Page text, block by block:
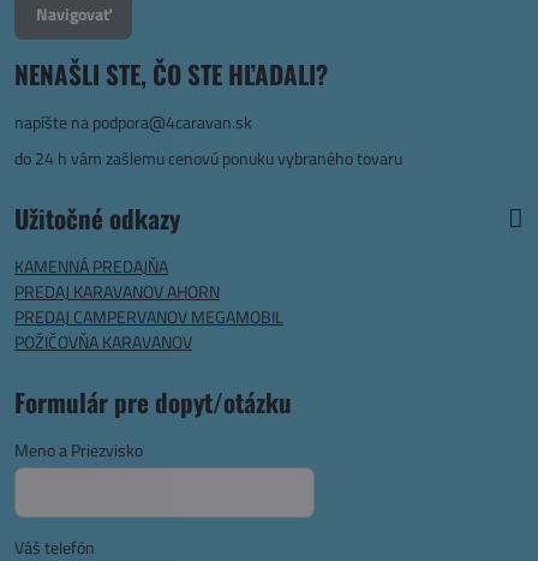
Navigovať
NENAŠLI STE, ČO STE HĽADALI?
napíšte napodpora@4caravan.sk
do 24 h vám zašlemu cenovú ponuku vybraného tovaru
Užitočné odkazy
KAMENNÁ PREDAJŇA
PREDAJ KARAVANOV AHORN
PREDAJ CAMPERVANOV MEGAMOBIL
POŽIČOVŇA KARAVANOV
Formulár pre dopyt/otázku
Meno a Priezvisko
Váš telefón